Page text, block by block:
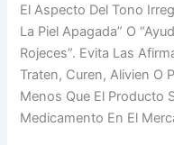
El Aspecto Del Tono
La Piel Apagada” O
Rojeces”. Evita Las
Traten, Curen, Alivien O
Menos Que El Producto
Medicamento En El